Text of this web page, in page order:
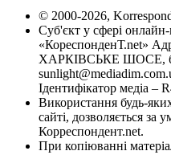
© 2000-2026,
Суб'єкт у сфері
«КореспонденТ.net»
ХАРКІВСЬКЕ ШОСЕ,
Ідентифікатор медіа –
Використання будь-
сайті, дозволяється за
Корреспондент.net.
При копіюванні